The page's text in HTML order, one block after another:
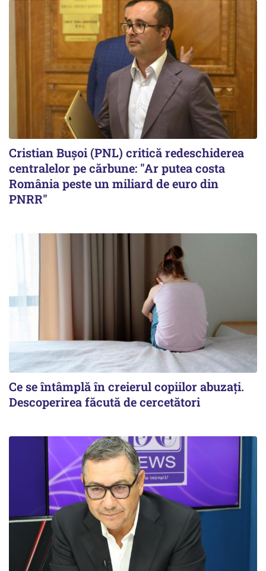
Cristian Bușoi (PNL) critică redeschiderea
centralelor pe cărbune: "Ar putea costa
România peste un miliard de euro din
PNRR"
Ce se întâmplă în creierul copiilor abuzați.
Descoperirea făcută de cercetători